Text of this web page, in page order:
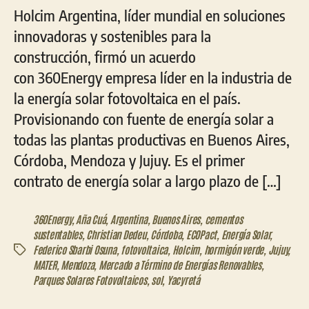
Holcim Argentina, líder mundial en soluciones
innovadoras y sostenibles para la
construcción, firmó un acuerdo
con 360Energy empresa líder en la industria de
la energía solar fotovoltaica en el país.
Provisionando con fuente de energía solar a
todas las plantas productivas en Buenos Aires,
Córdoba, Mendoza y Jujuy. Es el primer
contrato de energía solar a largo plazo de […]
Etiquetas
360Energy,Aña Cuá, Argentina, Buenos Aires, cementos
sustentables, Christian Dedeu, Córdoba, ECOPact, Energía Solar,
Federico Sbarbi Osuna, fotovoltaica, Holcim, hormigón verde, Jujuy,
MATER, Mendoza, Mercado a Término de Energías Renovables,
Parques Solares Fotovoltaicos, sol, Yacyretá